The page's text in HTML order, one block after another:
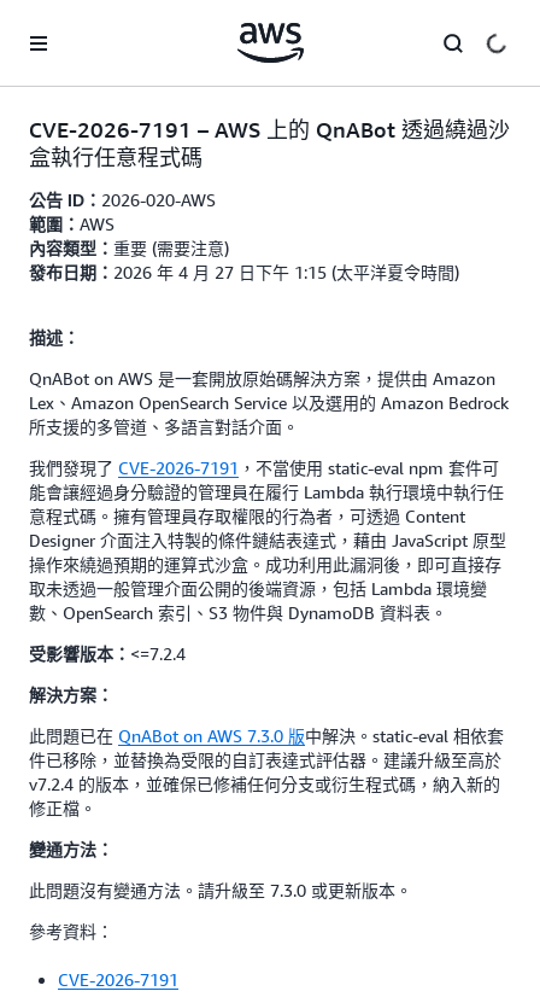
CVE-2026-7191 – AWS 上的 QnABot 透過繞過沙
盒執行任意程式碼
公告 ID： 2026-020-AWS
範圍： AWS
內容類型： 重要 (需要注意)
發布日期： 2026 年 4 月 27 日下午 1:15 (太平洋夏令時間)
描述：
QnABot on AWS 是一套開放原始碼解決方案，提供由 Amazon
Lex、Amazon OpenSearch Service 以及選用的 Amazon Bedrock
所支援的多管道、多語言對話介面。
我們發現了 CVE-2026-7191 ，不當使用 static-eval npm 套件可
能會讓經過身分驗證的管理員在履行 Lambda 執行環境中執行任
意程式碼。擁有管理員存取權限的行為者，可透過 Content
Designer 介面注入特製的條件鏈結表達式，藉由 JavaScript 原型
操作來繞過預期的運算式沙盒。成功利用此漏洞後，即可直接存
取未透過一般管理介面公開的後端資源，包括 Lambda 環境變
數、OpenSearch 索引、S3 物件與 DynamoDB 資料表。
受影響版本： <=7.2.4
解決方案：
此問題已在 QnABot on AWS 7.3.0 版中解決。static-eval 相依套
件已移除，並替換為受限的自訂表達式評估器。建議升級至高於
v7.2.4 的版本，並確保已修補任何分支或衍生程式碼，納入新的
修正檔。
變通方法：
此問題沒有變通方法。請升級至 7.3.0 或更新版本。
參考資料：
CVE-2026-7191